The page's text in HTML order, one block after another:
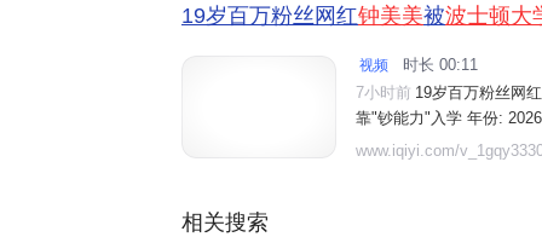
19岁百万粉丝网红钟美美被波士顿大
视频
时长 00:11
7小时前 19岁百万粉丝网红
靠"钞能力"入学 年份:
录取】19岁百万粉丝网红
www.iqiyi.com/
相关搜索